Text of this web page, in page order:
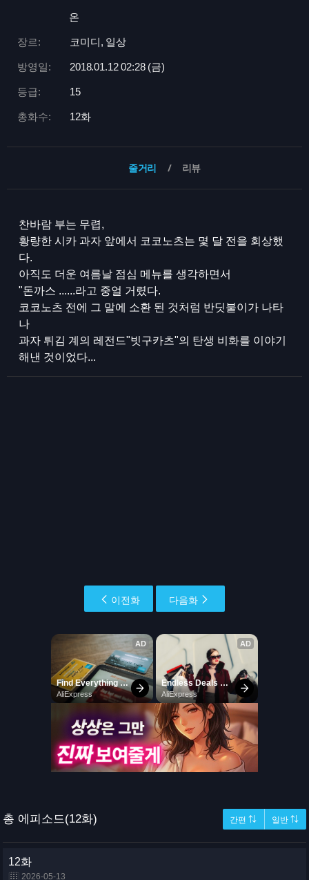
온
장르: 코미디, 일상
방영일: 2018.01.12 02:28 (금)
등급: 15
총화수: 12화
줄거리 리뷰
찬바람 부는 무렵,
황량한 시카 과자 앞에서 코코노츠는 몇 달 전을 회상했
다.
아직도 더운 여름날 점심 메뉴를 생각하면서
"돈까스 ......라고 중얼 거렸다.
코코노츠 전에 그 말에 소환 된 것처럼 반딧불이가 나타
나
과자 튀김 계의 레전드"빗구카츠"의 탄생 비화를 이야기
해낸 것이었다...
이전화 다음화
총 에피소드(12화) 간편 ⇅ 일반 ⇅
12화
2026-05-13